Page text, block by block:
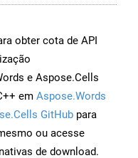
obter cota de API
e Aspose.Cells
em Aspose.Words
GitHub para
ou acesse
de download.